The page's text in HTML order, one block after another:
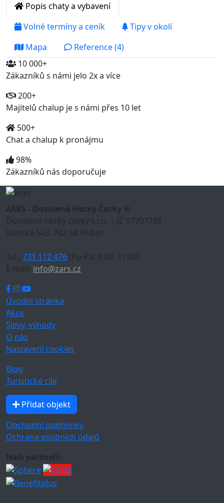
Popis chaty a vybavení
Volné termíny a ceník
Tipy v okolí
Mapa
Reference (4)
10 000+
Zákazníků s námi jelo 2x a více
200+
Majitelů chalup je s námi přes 10 let
500+
Chat a chalup k pronájmu
98%
Zákazníků nás doporučuje
ZARS - Dovolená Hezky Česky ®
Dovolená hezky česky s.r.o. | IČ 07797788
Jičínská 543, 742 58 Příbor
Tel.: 731 112 476 (Po-Pá: 9:00- 17:00)
E-mail: info@zars.cz
Úvodní stránka
Akce
Slevy, výhody
O nás
Nastavení cookies
Blog
Turistické cíle
Přidat objekt
Obchodní podmínky
Ochrana osobních údajů
Naši partneři: